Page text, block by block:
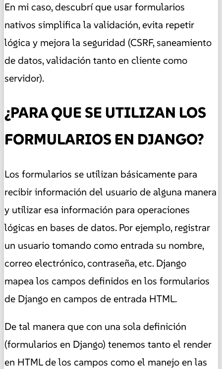
En mi caso, descubrí que usar formularios
nativos simplifica la validación, evita repetir
lógica y mejora la seguridad (CSRF, saneamiento
de datos, validación tanto en cliente como
servidor).
¿PARA QUE SE UTILIZAN LOS
FORMULARIOS EN DJANGO?
Los formularios se utilizan básicamente para
recibir información del usuario de alguna manera
y utilizar esa información para operaciones
lógicas en bases de datos. Por ejemplo, registrar
un usuario tomando como entrada su nombre,
correo electrónico, contraseña, etc. Django
mapea los campos definidos en los formularios
de Django en campos de entrada HTML.
De tal manera que con una sola definición
(formularios en Django) tenemos tanto el render
en HTML de los campos como el manejo en las